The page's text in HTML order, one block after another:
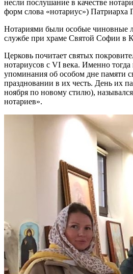
несли послушание в качестве
форм слова «нотариус») Патриарха
Нотариями были особые чиновные
службе при храме Святой Софии в
Церковь почитает святых
нотариусов с VI века. Именно
упоминания об особом дне памяти
праздновании в их честь. День их
ноября по новому стилю),
нотариев».